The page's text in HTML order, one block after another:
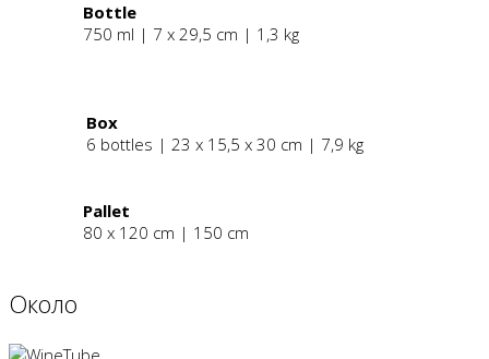
Bottle
750 ml | 7 x 29,5 cm | 1,3 kg
Box
6 bottles | 23 x 15,5 x 30 cm | 7,9 kg
Pallet
80 x 120 cm | 150 cm
Oколо